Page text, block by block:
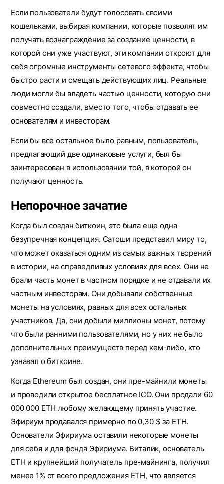
Если пользователи будут голосовать своими
кошельками, выбирая компании, которые позволят им
получать вознаграждение за создание ценности, в
которой они уже участвуют, эти компании откроют для
себя огромные инструменты сетевого эффекта, чтобы
быстро расти и смещать действующих лиц. Реальные
люди могли бы владеть частью ценности, которую они
совместно создали, вместо того, чтобы отдавать ее
основателям и инвесторам.
Если бы все остальное было равным, пользователь,
предлагающий две одинаковые услуги, был бы
заинтересован в использовании той, в которой он
получают ценность.
Непорочное зачатие
Когда был создан биткоин, это была еще одна
безупречная концепция. Сатоши представил миру то,
что может оказаться одним из самых важных творений
в истории, на справедливых условиях для всех. Они не
брали часть монет в частном порядке и не отдавали их
частным инвесторам. Они добывали собственные
монеты на условиях, равных для всех остальных
участников. Да, они добыли миллионы монет, потому
что были ранними пользователями, но у них не было
дополнительных преимуществ перед кем-либо, кто
узнавал о биткоине.
Когда Ethereum был создан, они пре-майнили монеты
и проводили открытое бесплатное ICO. Они продали 60
000 000 ETH любому желающему принять участие.
Эфириум продавался примерно по 0,30 $ за ETH.
Основатели Эфириума оставили некоторые монеты
для себя и для фонда Эфириума. Виталик, основатель
ETH и крупнейший получатель пре-майнинга, получил
менее 1% от всего предложения ETH, что является